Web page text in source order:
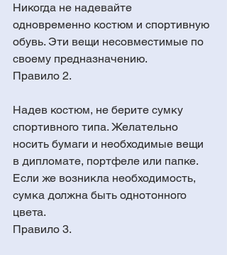
Никогда не надевайте
одновременно костюм и спортивную
обувь. Эти вещи несовместимые по
своему предназначению.
Правило 2.
Надев костюм, не берите сумку
спортивного типа. Желательно
носить бумаги и необходимые вещи
в дипломате, портфеле или папке.
Если же возникла необходимость,
сумка должна быть однотонного
цвета.
Правило 3.